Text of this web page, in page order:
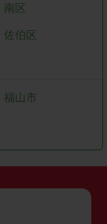
南区
佐伯区
福山市